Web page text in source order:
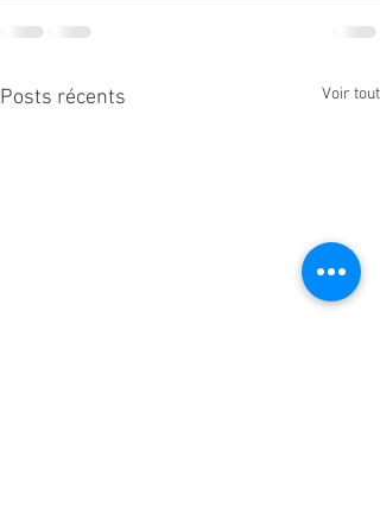
Posts récents Voir tout